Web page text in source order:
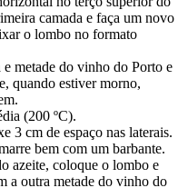
camada e faça um novo
o lombo no formato
metade do vinho do Porto e
quando estiver morno,
(200 ºC).
3 cm de espaço nas laterais.
bem com um barbante.
azeite, coloque o lombo e
a outra metade do vinho do